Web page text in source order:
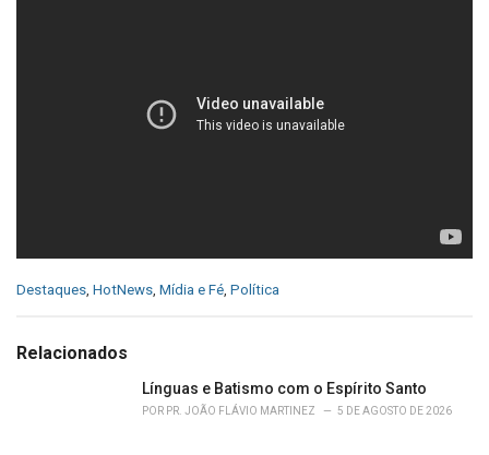
C
e
Destaques, HotNews, Mídia e Fé, Política
Relacionados
Línguas e Batismo com o Espírito Santo
POR PR. JOÃO FLÁVIO MARTINEZ 5 DE AGOSTO DE 2026